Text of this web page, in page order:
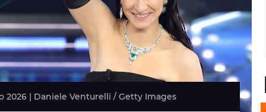
2026 | Daniele Venturelli / Getty Images